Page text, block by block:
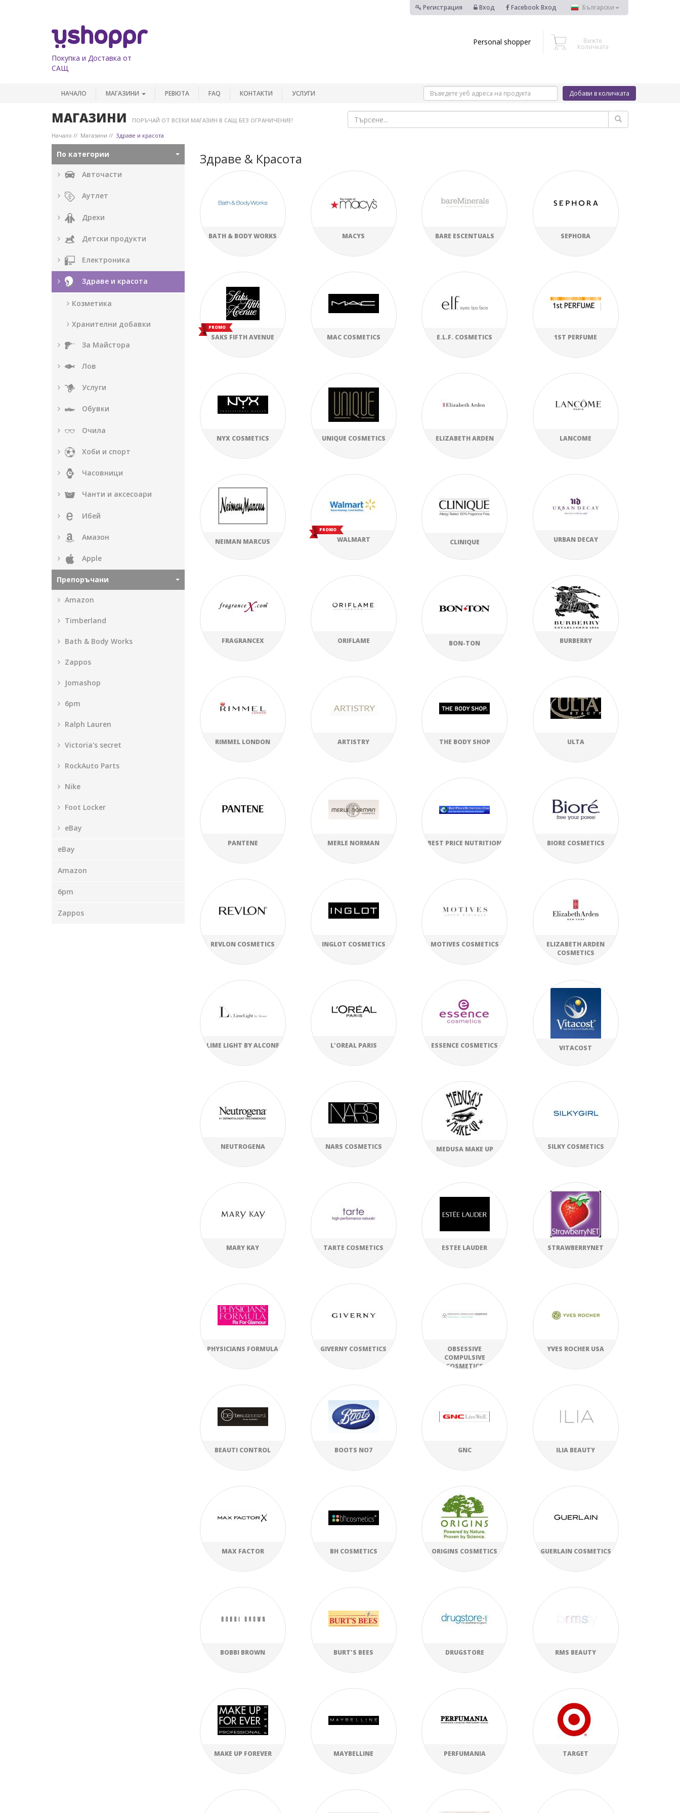
Регистрация Вход Facebook Вход Български
Покупка и Доставка от
САЩ
Personal shopper Вижте
Количката
Добави в количката
НАЧАЛО МАГАЗИНИ РЕВЮТА FAQ КОНТАКТИ УСЛУГИ
МАГАЗИНИ
ПОРЪЧАЙ ОТ ВСЕКИ МАГАЗИН В САЩ БЕЗ ОГРАНИЧЕНИЕ!
Начало
Магазини Здраве и красота
По категории
Авточасти
Аутлет
Дрехи
Детски продукти
Електроника
Здраве и красота
Козметика
Хранителни добавки
За Майстора
Лов
Услуги
Обувки
Очила
Хоби и спорт
Часовници
Чанти и аксесоари
Ибей
Амазон
Apple
Препоръчани
Amazon
Timberland
Bath & Body Works
Zappos
Jomashop
6pm
Ralph Lauren
Victoria's secret
RockAuto Parts
Nike
Foot Locker
eBay
eBay
Amazon
6pm
Zappos
Здраве & Красота
BATH & BODY WORKS MACYS BARE ESCENTUALS SEPHORA
PROMO
SAKS FIFTH AVENUE MAC COSMETICS E.L.F. COSMETICS 1ST PERFUME
NYX COSMETICS UNIQUE COSMETICS ELIZABETH ARDEN LANCOME
NEIMAN MARCUS
PROMO
WALMART CLINIQUE URBAN DECAY
FRAGRANCEX ORIFLAME BON-TON BURBERRY
RIMMEL LONDON ARTISTRY THE BODY SHOP ULTA
PANTENE MERLE NORMAN BEST PRICE NUTRITION BIORE COSMETICS
REVLON COSMETICS INGLOT COSMETICS MOTIVES COSMETICS
ELIZABETH ARDEN
COSMETICS
LIME LIGHT BY ALCONE L'OREAL PARIS ESSENCE COSMETICS VITACOST
NEUTROGENA NARS COSMETICS MEDUSA MAKE UP SILKY COSMETICS
MARY KAY TARTE COSMETICS ESTEE LAUDER STRAWBERRYNET
PHYSICIANS FORMULA GIVERNY COSMETICS
OBSESSIVE
COMPULSIVE
COSMETICS
YVES ROCHER USA
BEAUTI CONTROL BOOTS NO7 GNC ILIA BEAUTY
MAX FACTOR BH COSMETICS ORIGINS COSMETICS GUERLAIN COSMETICS
BOBBI BROWN BURT'S BEES DRUGSTORE RMS BEAUTY
MAKE UP FOREVER MAYBELLINE PERFUMANIA TARGET